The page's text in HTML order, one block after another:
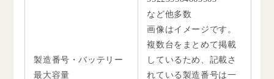
製造番号・バッテリー
最大容量
など他多数
画像はイメージです。
複数台をまとめて掲載
しているため、記載さ
れている製造番号は一